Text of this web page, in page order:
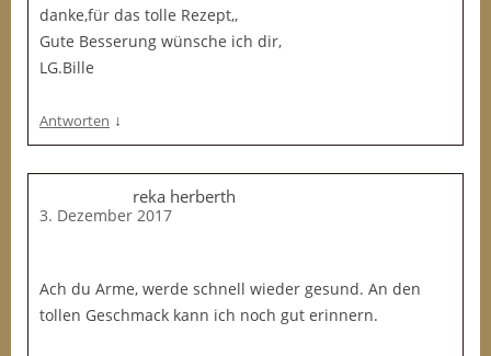
danke,für das tolle Rezept,,
Gute Besserung wünsche ich dir,
LG.Bille
Antworten ↓
reka herberth
3. Dezember 2017
Ach du Arme, werde schnell wieder gesund. An den
tollen Geschmack kann ich noch gut erinnern.